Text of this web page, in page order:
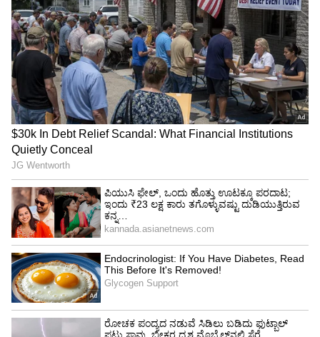
ಇದನ್ನೂ ಓದಿ:ತತ್ಕಾಲ್‌ನಲ್ಲಿಯೂ ಸಿಗಲಿಲ್ವಾ? ಈ
ಕೋಟಾದಲ್ಲಿ ಬುಕ್ ಮಾಡಿದ್ರೆ ಕನ್ಫರ್ಮ್ ಟಿಕೆಟ್ ಸಿಗೋದು
100% ಗ್ಯಾರಂಟಿ